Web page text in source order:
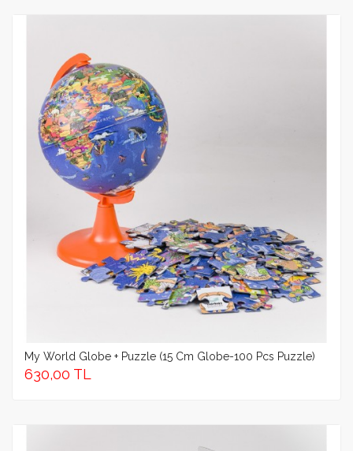
My World Globe + Puzzle (15 Cm Globe-100 Pcs Puzzle)
630,00 TL